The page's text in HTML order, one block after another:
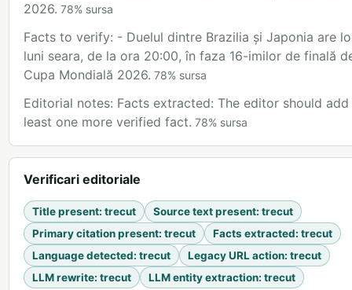
2026. 78% sursa
Facts to verify: - Duelul dintre Brazilia și Japonia are
luni seara, de la ora 20:00, în faza 16-imilor de finală
Cupa Mondială 2026. 78% sursa
Editorial notes: Facts extracted: The editor should
least one more verified fact. 78% sursa
Verificari editoriale
Title present: trecut Source text present: trecut
Primary citation present: trecut Facts extracted: trecut
Language detected: trecut Legacy URL action: trecut
LLM rewrite: trecut LLM entity extraction: trecut